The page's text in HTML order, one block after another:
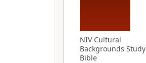
NIV Cultural
Backgrounds Study
Bible